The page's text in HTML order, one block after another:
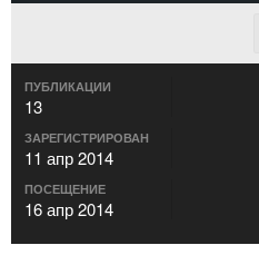
ПУБЛИКАЦИИ
13
ЗАРЕГИСТРИРОВАН
11 апр 2014
ПОСЕЩЕНИЕ
16 апр 2014